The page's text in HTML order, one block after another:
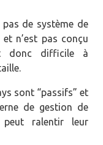
de système de
n’est pas conçu
donc difficile à
sont “passifs” et
de gestion de
ralentir leur